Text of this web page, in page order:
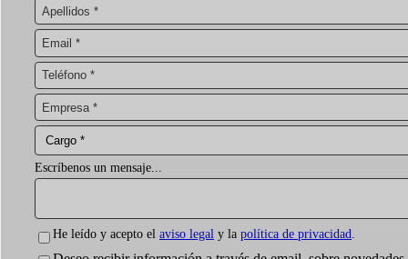
Escríbenos un mensaje...
He leído y acepto el aviso legal y la política de privacidad.